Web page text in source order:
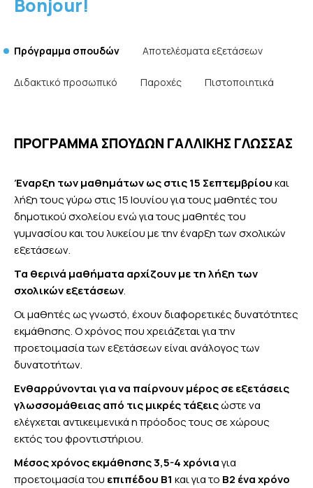
Bonjour!
Side
menu
Πρόγραμμα σπουδών Αποτελέσματα εξετάσεων
Διδακτικό προσωπικό Παροχές Πιστοποιητικά
ΠΡΟΓΡΑΜΜΑ ΣΠΟΥΔΩΝ ΓΑΛΛΙΚΗΣ ΓΛΩΣΣΑΣ
Έναρξη των μαθημάτων ως στις 15 Σεπτεμβρίουκαι
λήξη τους γύρω στις 15 Ιουνίου για τους μαθητές του
δημοτικού σχολείου ενώ για τους μαθητές του
γυμνασίου και του λυκείου με την έναρξη των σχολικών
εξετάσεων.
Τα θερινά μαθήματα αρχίζουν με τη λήξη των
σχολικών εξετάσεων.
Οι μαθητές ως γνωστό, έχουν διαφορετικές δυνατότητες
εκμάθησης. Ο χρόνος που χρειάζεται για την
προετοιμασία των εξετάσεων είναι ανάλογος των
δυνατοτήτων.
Ενθαρρύνονται για να παίρνουν μέρος σε εξετάσεις
γλωσσομάθειας από τις μικρές τάξειςώστε να
ελέγχεται αντικειμενικά η πρόοδος τους σε χώρους
εκτός του φροντιστήριου.
Μέσος χρόνος εκμάθησης 3,5-4 χρόνιαγια
προετοιμασία του επιπέδου Β1 και για το Β2 ένα χρόνο